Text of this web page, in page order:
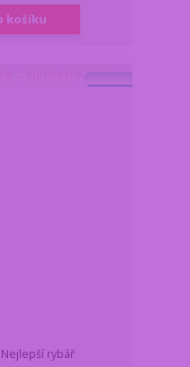
košíku
rybář